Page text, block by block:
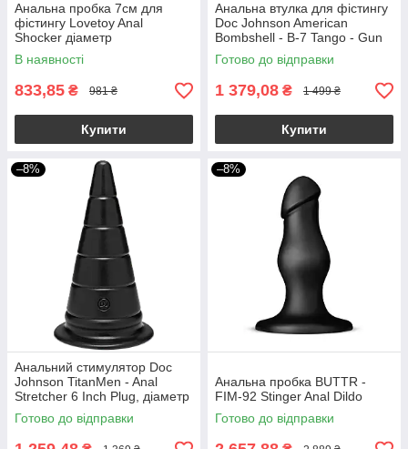
Анальна пробка 7см для
фістингу Lovetoy Anal
Shocker діаметр
В наявності
833,85 ₴ 981 ₴
Купити
Анальна втулка для фістингу
Doc Johnson American
Bombshell - B-7 Tango - Gun
Metal, діаметр 5,6см
Готово до відправки
1 379,08 ₴ 1 499 ₴
Купити
–8%
Анальний стимулятор Doc
Johnson TitanMen - Anal
Stretcher 6 Inch Plug, діаметр
6,6 см
Готово до відправки
–8%
Анальна пробка BUTTR -
FIM-92 Stinger Anal Dildo
Готово до відправки